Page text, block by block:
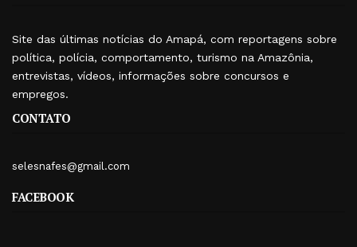
Site das últimas notícias do Amapá, com reportagens sobre
política, polícia, comportamento, turismo na Amazônia,
entrevistas, vídeos, informações sobre concursos e
empregos.
CONTATO
selesnafes@gmail.com
FACEBOOK